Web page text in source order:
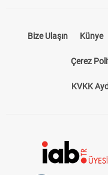
Bize Ulaşın Künye
Çerez
KVKK